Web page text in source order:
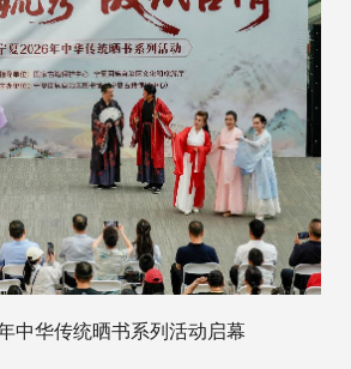
中华传统晒书系列活动启幕